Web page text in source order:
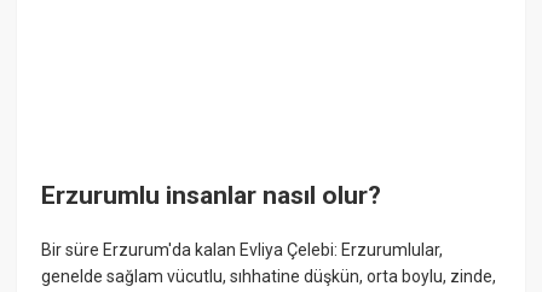
Erzurumlu insanlar nasıl olur?
Bir süre Erzurum'da kalan Evliya Çelebi: Erzurumlular,
genelde sağlam vücutlu, sıhhatine düşkün, orta boylu, zinde,